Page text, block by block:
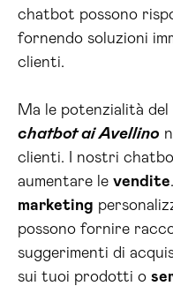
chatbot possono
fornendo soluzioni
clienti.
Ma le potenzialità
chatbot ai Avellino
clienti. I nostri
aumentare le vendite
marketing
possono fornire
suggerimenti di
sui tuoi prodotti o